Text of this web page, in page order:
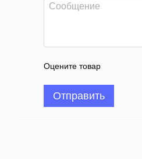
Оцените товар
Отправить